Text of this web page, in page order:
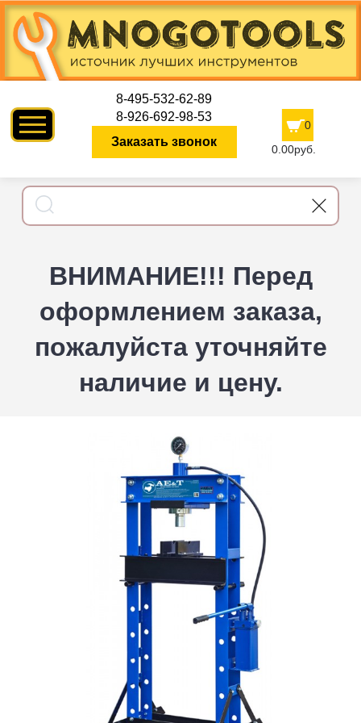
8-495-532-62-89
8-926-692-98-53
Заказать звонок
0
0.00руб.
ВНИМАНИЕ!!! Перед
оформлением заказа,
пожалуйста уточняйте
наличие и цену.